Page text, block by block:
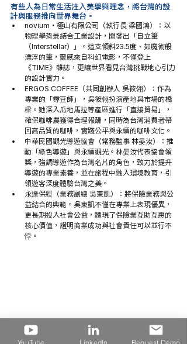
有些人為日常生活注入美學與理念，將台灣的設
計與服務推向世界舞台。
novium・極山有限公司（執行長 梁國鴻）：以
物理學背景結合工業設計，開發出「自立筆
（Interstellar）」。這支傾斜23.5度、如魔術般
漂浮的筆，靈感來自科幻電影，不僅登上
《TIME》雜誌，更讓世界看見台灣挑戰地心引力
的設計實力。
ERGOS COFFEE（共同創辦人 吳筱翎）：作為
專業的「尋豆師」，吳筱翎扮演產地與市場的橋
樑。她深入瓜地馬拉等產區進行「直接貿易」，
確保咖啡農獲得合理報酬，同時為台灣消費者帶
回高品質的咖啡，實踐公平與永續的咖啡文化。
中華民國觀光導遊協會（常務監事 林晏汝）：推
動「綠色導遊」與永續觀光。林晏汝代表協會領
獎，強調導遊作為台灣名片的角色，致力於提升
導遊的專業素養，並在旅程中融入環境教育，引
領遊客深度體驗台灣之美。
永達保經（業務副總 吳東凱）：將保險業務與公
益結合的典範。吳東凱不僅在專業上表現優異，
更長期投入社會公益，體現了保險業互助互惠的
核心價值，證明商業成功與社會責任可以並行不
悖。
YouTube LinkedIn Request Demo